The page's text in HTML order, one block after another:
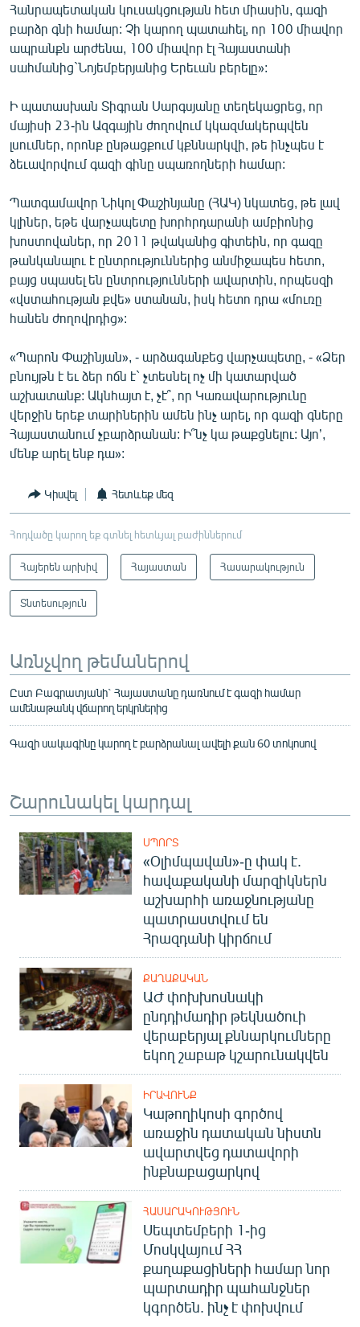
Հանրապետական կուսակցության հետ միասին, գազի
բարձր գնի համար: Չի կարող պատահել, որ 100 միավոր
ապրանքն արժենա, 100 միավոր էլ Հայաստանի
սահմանից`Նոյեմբերյանից Երեւան բերելը»:
Ի պատասխան Տիգրան Սարգսյանը տեղեկացրեց, որ
մայիսի 23-ին Ազգային ժողովում կկազմակերպվեն
լսումներ, որոնք ընթացքում կքննարկվի, թե ինչպես է
ձեւավորվում գազի գինը սպառողների համար:
Պատգամավոր Նիկոլ Փաշինյանը (ՀԱԿ) նկատեց, թե լավ
կլիներ, եթե վարչապետը խորհրդարանի ամբիոնից
խոստովաներ, որ 2011 թվականից գիտեին, որ գազը
թանկանալու է ընտրություններից անմիջապես հետո,
բայց սպասել են ընտրությունների ավարտին, որպեսզի
«վստահության քվե» ստանան, իսկ հետո դրա «մուռը
հանեն ժողովրդից»:
«Պարոն Փաշինյան», - արձագանքեց վարչապետը, - «Ձեր
բնույթն է եւ ձեր ոճն է` չտեսնել ոչ մի կատարված
աշխատանք: Ակնհայտ է, չէ՞, որ Կառավարությունը
վերջին երեք տարիներին ամեն ինչ արել, որ գազի գները
Հայաստանում չբարձրանան: Ի՞նչ կա թաքցնելու: Այո’,
մենք արել ենք դա»:
Կիսվել Հետևեք մեզ
Հոդվածը կարող եք գտնել հետևյալ բաժիններում
Հայերեն արխիվ Հայաստան Հասարակություն
Տնտեսություն
Առնչվող թեմաներով
Ըստ Բագրատյանի` Հայաստանը դառնում է գազի համար
ամենաթանկ վճարող երկրներից
Գազի սակագինը կարող է բարձրանալ ավելի քան 60 տոկոսով
Շարունակել կարդալ
ՍՊՈՐՏ
«Օլիմպավան»-ը փակ է.
հավաքականի մարզիկներն
աշխարհի առաջնությանը
պատրաստվում են
Հրազդանի կիրճում
ՔԱՂԱՔԱԿԱՆ
ԱԺ փոխխոսնակի
ընդդիմադիր թեկնածուի
վերաբերյալ քննարկումները
եկող շաբաթ կշարունակվեն
ԻՐԱՎՈՒՆՔ
Կաթողիկոսի գործով
առաջին դատական նիստն
ավարտվեց դատավորի
ինքնաբացարկով
ՀԱՍԱՐԱԿՈՒԹՅՈՒՆ
Սեպտեմբերի 1-ից
Մոսկվայում ՀՀ
քաղաքացիների համար նոր
պարտադիր պահանջներ
կգործեն. ինչ է փոխվում